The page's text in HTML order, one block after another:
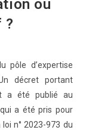
ou
?
pôle d’expertise
décret portant
a été publié au
a été pris pour
n° 2023-973 du